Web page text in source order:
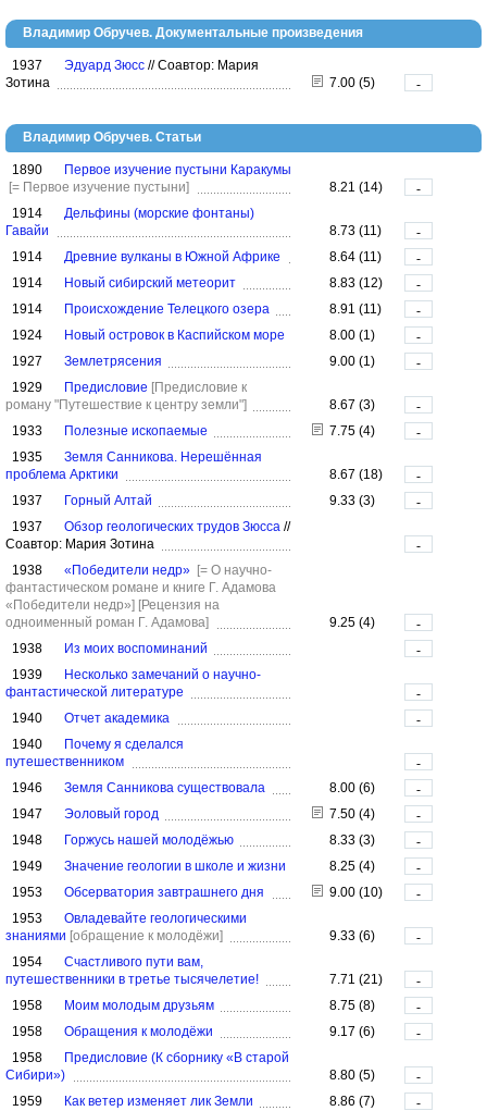
Владимир Обручев. Документальные произведения
1937 Эдуард Зюсс //Соавтор: Мария
Зотина
7.00 (5) -
Владимир Обручев. Статьи
1890
Первое изучение пустыни Каракумы
[= Первое изучение пустыни]
8.21 (14)
-
1914
Дельфины (морские фонтаны)
Гавайи
8.73 (11)
-
1914
Древние вулканы в Южной Африке 8.64 (11)
-
1914
Новый сибирский метеорит 8.83 (12)
-
1914
Происхождение Телецкого озера 8.91 (11)
-
1924
Новый островок в Каспийском море 8.00 (1)
-
1927
Землетрясения 9.00 (1)
-
1929
Предисловие [Предисловие к
роману "Путешествие к центру земли"]
8.67 (3)
-
1933
Полезные ископаемые 7.75 (4)
-
1935
Земля Санникова. Нерешённая
проблема Арктики
8.67 (18)
-
1937
Горный Алтай 9.33 (3)
-
1937
Обзор геологических трудов Зюсса //
Соавтор: Мария Зотина
-
1938
«Победители недр» [= О научно-
фантастическом романе и книге Г. Адамова
«Победители недр»] [Рецензия на
одноименный роман Г. Адамова]
9.25 (4)
-
1938
Из моих воспоминаний
-
1939
Несколько замечаний о научно-
фантастической литературе
-
1940
Отчет академика
-
1940
Почему я сделался
путешественником
-
1946
Земля Санникова существовала 8.00 (6)
-
1947
Эоловый город 7.50 (4)
-
1948
Горжусь нашей молодёжью 8.33 (3)
-
1949
Значение геологии в школе и жизни 8.25 (4)
-
1953
Обсерватория завтрашнего дня 9.00 (10)
-
1953
Овладевайте геологическими
знаниями [обращение к молодёжи] 9.33 (6)
-
1954
Счастливого пути вам,
путешественники в третье тысячелетие!
7.71 (21)
-
1958
Моим молодым друзьям 8.75 (8)
-
1958
Обращения к молодёжи 9.17 (6)
-
1958
Предисловие (К сборнику «В старой
Сибири»)
8.80 (5)
-
1959
Как ветер изменяет лик Земли 8.86 (7)
-